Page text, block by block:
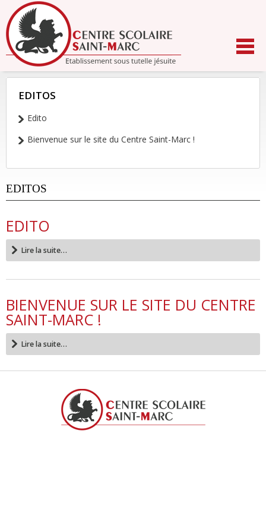
contenu.
|
Aller
à
la
navigation
NAVIGATION
EDITOS
Edito
Bienvenue sur le site du Centre Saint-Marc !
EDITOS
EDITO
Lire la suite…
BIENVENUE SUR LE SITE DU CENTRE
SAINT-MARC !
Lire la suite…